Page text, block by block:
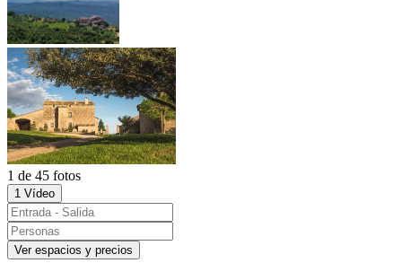
1 de 45 fotos
1 Vídeo
Ver espacios y precios